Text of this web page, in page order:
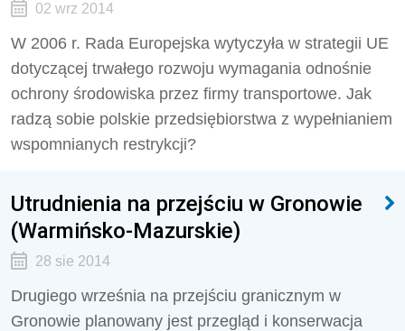
02 wrz 2014
W 2006 r. Rada Europejska wytyczyła w strategii UE
dotyczącej trwałego rozwoju wymagania odnośnie
ochrony środowiska przez firmy transportowe. Jak
radzą sobie polskie przedsiębiorstwa z wypełnianiem
wspomnianych restrykcji?
Utrudnienia na przejściu w Gronowie
(Warmińsko-Mazurskie)
28 sie 2014
Drugiego września na przejściu granicznym w
Gronowie planowany jest przegląd i konserwacja